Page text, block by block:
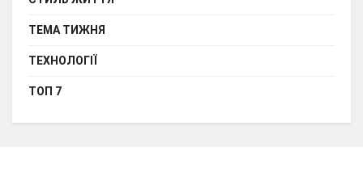
ТЕМА ТИЖНЯ
ТЕХНОЛОГІЇ
ТОП 7